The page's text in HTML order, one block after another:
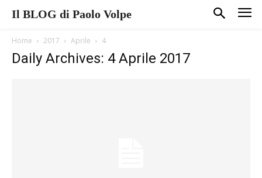
Il BLOG di Paolo Volpe
Home 2017 Aprile 4
Daily Archives: 4 Aprile 2017